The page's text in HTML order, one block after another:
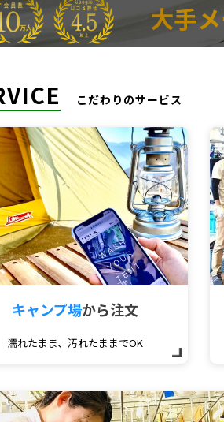
大手
こだわりのサービス
キャンプ場から注文
濡れたまま、汚れたままでOK